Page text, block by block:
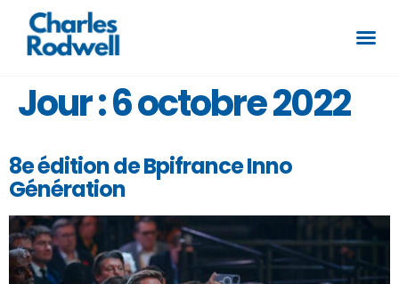
Jour :6 octobre 2022
8e édition de Bpifrance Inno
Génération